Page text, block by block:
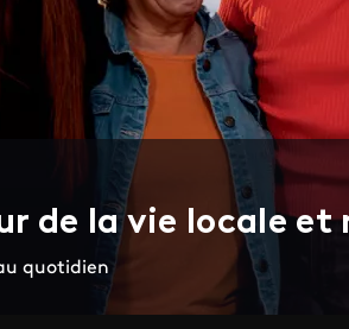
de la vie locale et
quotidien